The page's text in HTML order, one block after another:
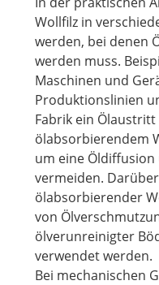
Wollfilz in
werden, bei denen
werden muss.
Maschinen und
Produktionslinien
Fabrik ein
ölabsorbierendem
um eine
vermeiden.
ölabsorbierender
von
ölverunreinigter
verwendet werden.
Bei mechanischen